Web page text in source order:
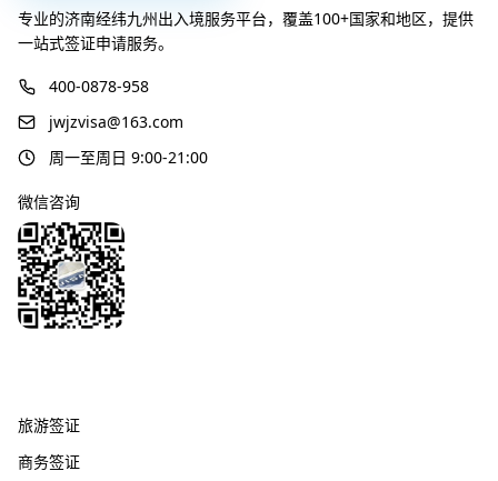
专业的济南经纬九州出入境服务平台，覆盖100+国家和地区，提供
一站式签证申请服务。
400-0878-958
jwjzvisa@163.com
周一至周日 9:00-21:00
微信咨询
旅游签证
商务签证